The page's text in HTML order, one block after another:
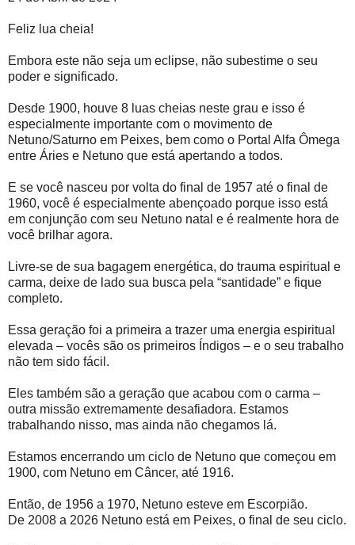
Feliz lua cheia!
Embora este não seja um eclipse, não subestime o seu
poder e significado.
Desde 1900, houve 8 luas cheias neste grau e isso é
especialmente importante com o movimento de
Netuno/Saturno em Peixes, bem como o Portal Alfa Ômega
entre Áries e Netuno que está apertando a todos.
E se você nasceu por volta do final de 1957 até o final de
1960, você é especialmente abençoado porque isso está
em conjunção com seu Netuno natal e é realmente hora de
você brilhar agora.
Livre-se de sua bagagem energética, do trauma espiritual e
carma, deixe de lado sua busca pela “santidade” e fique
completo.
Essa geração foi a primeira a trazer uma energia espiritual
elevada – vocês são os primeiros Índigos – e o seu trabalho
não tem sido fácil.
Eles também são a geração que acabou com o carma –
outra missão extremamente desafiadora. Estamos
trabalhando nisso, mas ainda não chegamos lá.
Estamos encerrando um ciclo de Netuno que começou em
1900, com Netuno em Câncer, até 1916.
Então, de 1956 a 1970, Netuno esteve em Escorpião.
De 2008 a 2026 Netuno está em Peixes, o final de seu ciclo.